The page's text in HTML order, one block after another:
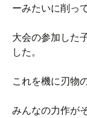
ーみたいに削っ
大会の参加した
した。
これを機に刃物
みんなの力作が